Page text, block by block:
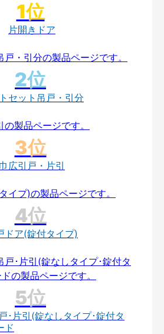
片開きドア
セット吊戸・引分
巾広引戸・片引
ドア(錠付タイプ)
･片引(錠なしタイプ･錠付タ
ド